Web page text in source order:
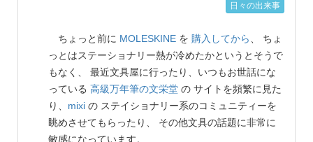
日々の出来事
ちょっと前に MOLESKINE を 購入してから、 ちょ
っとはステーショナリー熱が冷めたかというとそうで
もなく、 最近文具屋に行ったり、いつもお世話にな
っている 高級万年筆の文栄堂 の サイトを頻繁に見た
り、 mixi の ステイショナリー系のコミュニティーを
眺めさせてもらったり、 その他文具の話題に非常に
敏感になっています。